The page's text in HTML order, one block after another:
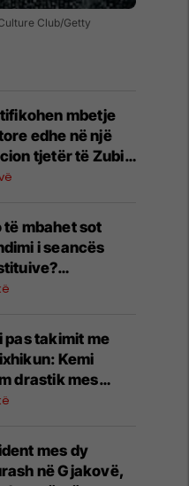
Club/Getty
mbetje
edhe në një
tjetër të Zubin
Policia dhe
detajet
të mbahet sot
i seancës
Kurti
pas takimit me
Kemi
drastik mes
zgjedhor dhe
mes dy
në Gjakovë,